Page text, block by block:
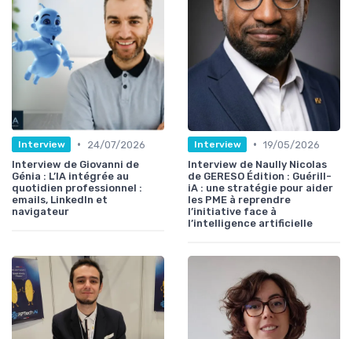
Interview •
24/07/2026
Interview de Giovanni de
Génia : L’IA intégrée au
quotidien professionnel :
emails, LinkedIn et
navigateur
Interview • 19/05/2026
Interview de Naully Nicolas
de GERESO Édition : Guérill-
iA : une stratégie pour aider
les PME à reprendre
l’initiative face à
l’intelligence artificielle